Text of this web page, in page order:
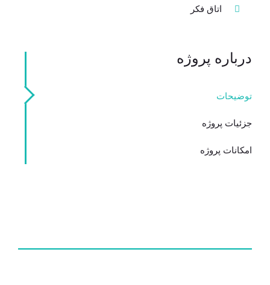
اتاق فکر
درباره پروژه
توضیحات
جزئیات پروژه
امکانات پروژه